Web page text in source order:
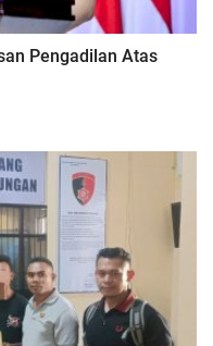
Pengadilan Atas